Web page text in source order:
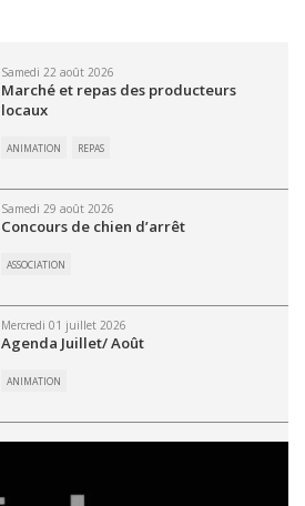
Samedi 22 août 2026
Marché et repas des producteurs
locaux
ANIMATION REPAS
Samedi 29 août 2026
Concours de chien d’arrêt
ASSOCIATION
Mercredi 01 juillet 2026
Agenda Juillet/ Août
ANIMATION